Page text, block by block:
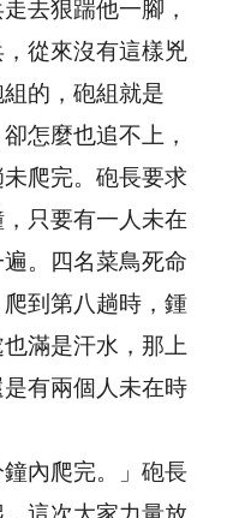
去狠踹他一腳，
從來沒有這樣兇
的，砲組就是
怎麼也追不上，
爬完。砲長要求
只要有一人未在
。四名菜鳥死命
到第八趟時，鍾
滿是汗水，那上
有兩個人未在時
鐘內爬完。」砲長